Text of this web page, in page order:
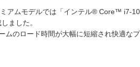
アムモデルでは「インテル® Core™ i7-
ました。
のロード時間が大幅に短縮され快適な